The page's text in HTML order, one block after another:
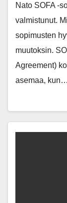
Nato SOFA -
valmistunut.
sopimusten
muutoksin.
Agreement)
asemaa, kun…